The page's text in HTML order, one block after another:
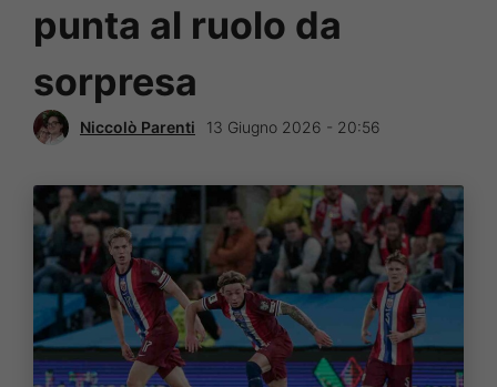
punta al ruolo da
sorpresa
Niccolò Parenti 13 Giugno 2026 - 20:56